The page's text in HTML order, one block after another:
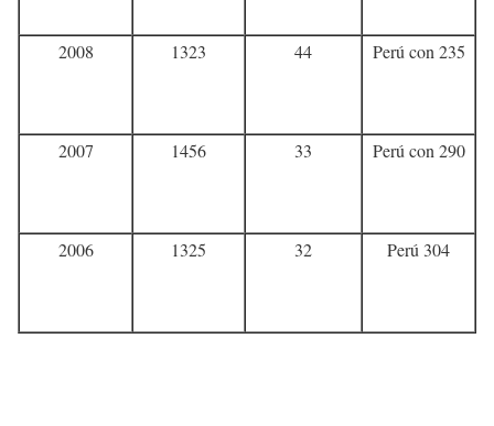
2008 1323 44 Perú con 235
2007 1456 33 Perú con 290
2006 1325 32 Perú 304